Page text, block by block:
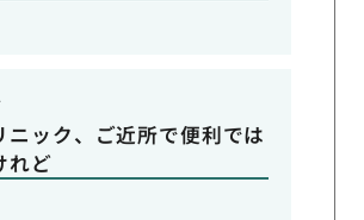
ニック、ご近所で便利では
れど